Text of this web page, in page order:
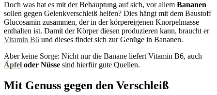
Doch was hat es mit der Behauptung auf sich, vor allem Bananen
sollen gegen Gelenkverschleiß helfen? Dies hängt mit dem Baustoff
Glucosamin zusammen, der in der körpereigenen Knorpelmasse
enthalten ist. Damit der Körper diesen produzieren kann, braucht er
Vitamin B6 und dieses findet sich zur Genüge in Bananen.
Aber keine Sorge: Nicht nur die Banane liefert Vitamin B6, auch
Äpfel oder Nüsse sind hierfür gute Quellen.
Mit Genuss gegen den Verschleiß